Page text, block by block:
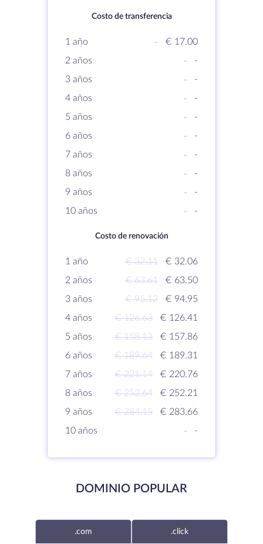
Costo de transferencia
1 año -
€ 17.00
2 años
-
-
3 años
-
-
4 años
-
-
5 años
-
-
6 años
-
-
7 años
-
-
8 años
-
-
9 años
-
-
10 años
- -
Costo de renovación
1 año € 32.11
€ 32.06
2 años
€ 63.61
€ 63.50
3 años
€ 95.12
€ 94.95
4 años
€ 126.63
€ 126.41
5 años
€ 158.13
€ 157.86
6 años
€ 189.64
€ 189.31
7 años
€ 221.14
€ 220.76
8 años
€ 252.64
€ 252.21
9 años
€ 284.15
€ 283.66
10 años
- -
DOMINIO POPULAR
.com .click